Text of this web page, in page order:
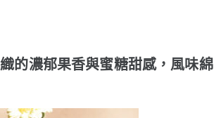
的濃郁果香與蜜糖甜感，風味綿